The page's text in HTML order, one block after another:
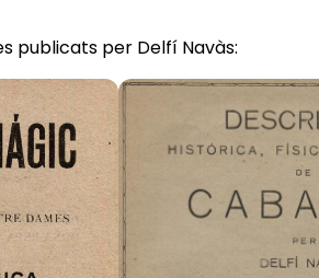
publicats per Delfí Navàs: